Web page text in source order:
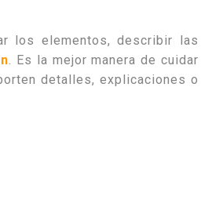
los elementos, describir las
. Es la mejor manera de cuidar
detalles, explicaciones o